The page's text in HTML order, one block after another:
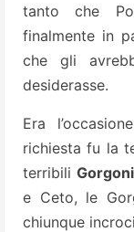
tanto che
finalmente in
che gli
desiderasse.
Era
richiesta fu la
terribiliGorgoni
e Ceto, le
chiunque